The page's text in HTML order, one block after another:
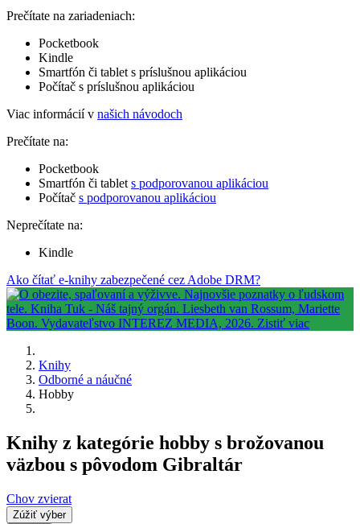
Prečítate na zariadeniach:
Pocketbook
Kindle
Smartfón či tablet s príslušnou aplikáciou
Počítač s príslušnou aplikáciou
Viac informácií v našich návodoch
Prečítate na:
Pocketbook
Smartfón či tablet s podporovanou aplikáciou
Počítač s podporovanou aplikáciou
Neprečítate na:
Kindle
Ako čítať e-knihy zabezpečené cez Adobe DRM?
Knihy
Odborné a náučné
Hobby
Knihy z kategórie hobby s brožovanou
väzbou s pôvodom Gibraltár
Chov zvierat
Zúžiť výber